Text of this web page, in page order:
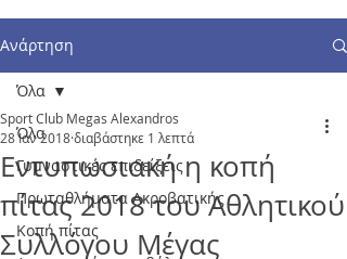
Ανάρτηση
Όλα
Γυμναστικές επιδείξεις
Πρωταθλήματα Ακροβατικής
Κοπή πίτας
Όλα
Εντυπωσιακή η κοπή
πίτας 2018 του Αθλητικού
Συλλόγου Μέγας
Sport Club Megas Alexandros
28 Ιαν 2018διαβάστηκε 1 λεπτά